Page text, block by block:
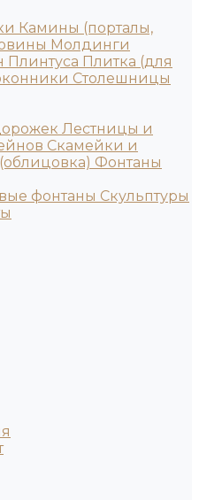
Камины (порталы,
Молдинги
Плинтуса Плитка (для
Столешницы
Лестницы и
Скамейки и
Фонтаны
фонтаны Скульптуры